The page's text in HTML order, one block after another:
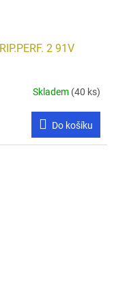
2 91V
Skladem (40 ks)
Do košíku